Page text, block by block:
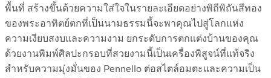
พื้นที่ สร้างขึ้นด้วยความใส่ใจในรายละเอียดอย่างพิถีพิถันสีทอง
ของพระอาทิตย์ตกที่เป็นนามธรรมนี้จะพาคุณไปสู่โลกแห่ง
ความเงียบสงบและความงาม ยกระดับการตกแต่งบ้านของคุณ
ด้วยงานพิมพ์ศิลปะกรอบที่สวยงามนี้เป็นเครื่องพิสูจน์ที่แท้จริง
สำหรับความมุ่งมั่นของ Pennello ต่อสไตล์อมตะและความเป็น